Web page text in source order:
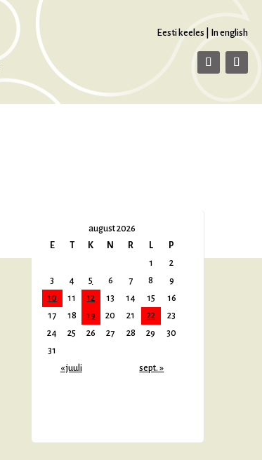
Eesti keeles In english
august 2026
E
T K N R L
P
1
2
3
4 5 6 7 8
9
10
11 12 13 14 15
16
17
18 19 20 21 22
23
24
25 26 27 28 29
30
31
« juuli
sept. »